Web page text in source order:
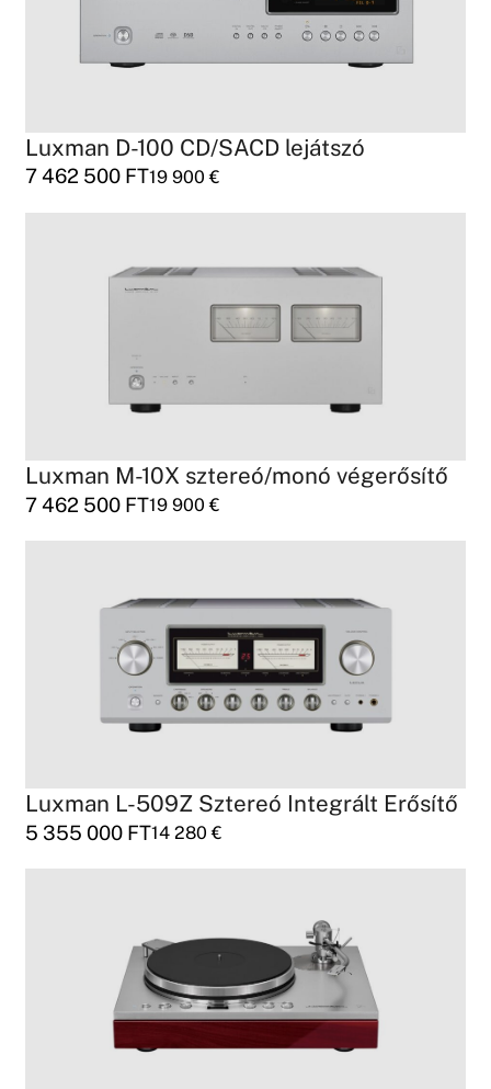
Luxman D-100 CD/SACD lejátszó
7 462 500 FT19 900€
Luxman M-10X sztereó/monó végerősítő
7 462 500 FT19 900€
Luxman L-509Z Sztereó Integrált Erősítő
5 355 000 FT14 280€